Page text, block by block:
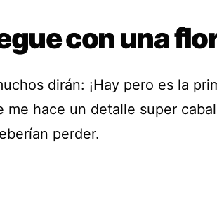
con una
dirán: ¡Hay pero es la
me hace un detalle super
perder.